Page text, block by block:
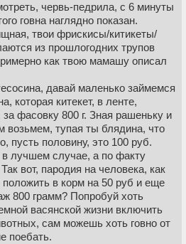
червь-педрила, с 6 минуты
говна наглядно показан.
твои фрискисы/китикеты/
из прошлогодних трупов
как твою мамашу описал
давай маленько займемся
которая китекет, в ленте,
фасовку 800 г. Зная рашеньку и
возьмем, тупая ты блядина, что
пусть половину, это 100 руб.
в лучшем случае, а по факту
вот, пародия на человека, как
в корм на 50 руб и еще
800 грамм? Попробуй хоть
васянской жизни включить
сам можешь хоть говно от
поебать.